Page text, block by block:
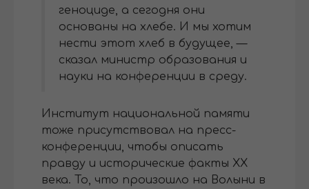
геноциде, а сегодня они
основаны на хлебе. И мы хотим
нести этот хлеб в будущее, —
сказал министр образования и
науки на конференции в среду.
Институт национальной памяти
тоже присутствовал на пресс-
конференции, чтобы описать
правду и исторические факты ХХ
века. То, что произошло на Волыни в